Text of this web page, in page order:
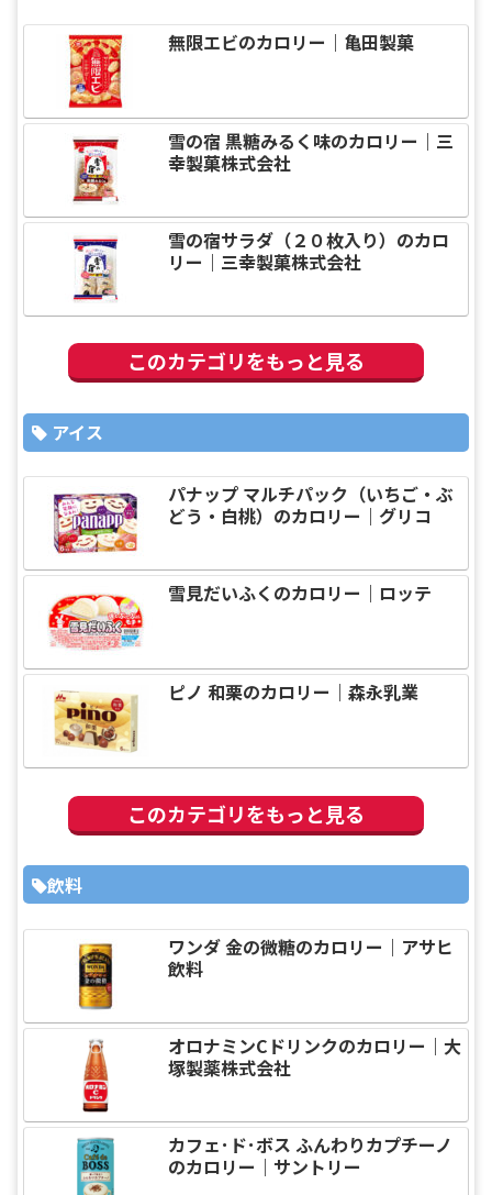
無限エビのカロリー｜亀田製菓
雪の宿 黒糖みるく味のカロリー｜三
幸製菓株式会社
雪の宿サラダ（２０枚入り）のカロ
リー｜三幸製菓株式会社
このカテゴリをもっと見る
アイス
パナップ マルチパック（いちご・ぶ
どう・白桃）のカロリー｜グリコ
雪見だいふくのカロリー｜ロッテ
ピノ 和栗のカロリー｜森永乳業
このカテゴリをもっと見る
飲料
ワンダ 金の微糖のカロリー｜アサヒ
飲料
オロナミンCドリンクのカロリー｜大
塚製薬株式会社
カフェ･ド･ボス ふんわりカプチーノ
のカロリー｜サントリー